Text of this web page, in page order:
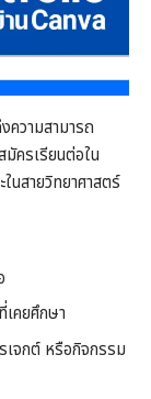
ความสามารถ
มัครเรียนต่อใน
นสายวิทยาศาสตร์
คยศึกษา
เจกต์ หรือกิจกรรม